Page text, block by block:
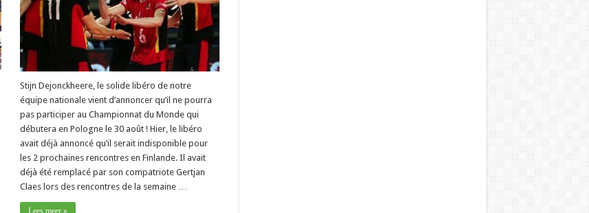
Stijn Dejonckheere, le solide libéro de notre
équipe nationale vient d’annoncer qu’il ne pourra
pas participer au Championnat du Monde qui
débutera en Pologne le 30 août ! Hier, le libéro
avait déjà annoncé qu’il serait indisponible pour
les 2 prochaines rencontres en Finlande. Il avait
déjà été remplacé par son compatriote Gertjan
Claes lors des rencontres de la semaine …